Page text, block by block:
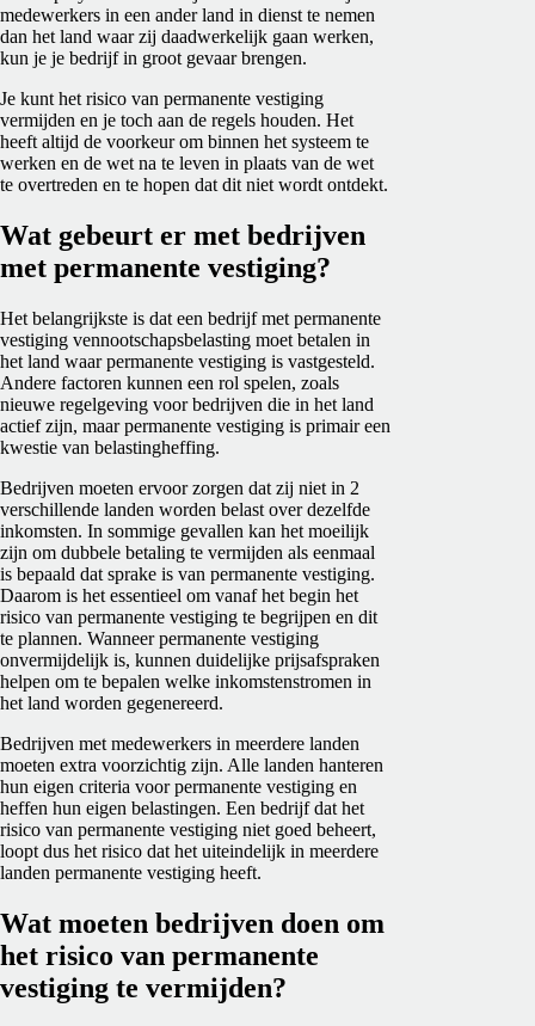
medewerkers in een ander land in dienst te nemen
dan het land waar zij daadwerkelijk gaan werken,
kun je je bedrijf in groot gevaar brengen.
Je kunt het risico van permanente vestiging
vermijden en je toch aan de regels houden. Het
heeft altijd de voorkeur om binnen het systeem te
werken en de wet na te leven in plaats van de wet
te overtreden en te hopen dat dit niet wordt ontdekt.
Wat gebeurt er met bedrijven
met permanente vestiging?
Het belangrijkste is dat een bedrijf met permanente
vestiging vennootschapsbelasting moet betalen in
het land waar permanente vestiging is vastgesteld.
Andere factoren kunnen een rol spelen, zoals
nieuwe regelgeving voor bedrijven die in het land
actief zijn, maar permanente vestiging is primair een
kwestie van belastingheffing.
Bedrijven moeten ervoor zorgen dat zij niet in 2
verschillende landen worden belast over dezelfde
inkomsten. In sommige gevallen kan het moeilijk
zijn om dubbele betaling te vermijden als eenmaal
is bepaald dat sprake is van permanente vestiging.
Daarom is het essentieel om vanaf het begin het
risico van permanente vestiging te begrijpen en dit
te plannen. Wanneer permanente vestiging
onvermijdelijk is, kunnen duidelijke prijsafspraken
helpen om te bepalen welke inkomstenstromen in
het land worden gegenereerd.
Bedrijven met medewerkers in meerdere landen
moeten extra voorzichtig zijn. Alle landen hanteren
hun eigen criteria voor permanente vestiging en
heffen hun eigen belastingen. Een bedrijf dat het
risico van permanente vestiging niet goed beheert,
loopt dus het risico dat het uiteindelijk in meerdere
landen permanente vestiging heeft.
Wat moeten bedrijven doen om
het risico van permanente
vestiging te vermijden?